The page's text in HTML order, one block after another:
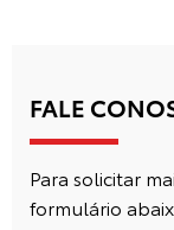
FALE
Para solicitar
formulário